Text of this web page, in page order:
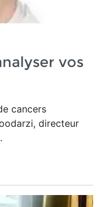
vos
cancers
directeur